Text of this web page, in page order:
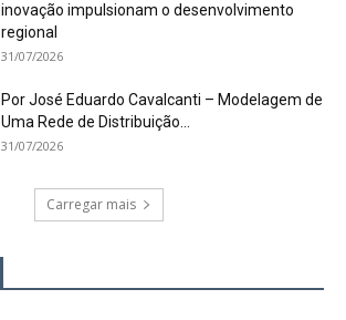
inovação impulsionam o desenvolvimento
regional
31/07/2026
Por José Eduardo Cavalcanti – Modelagem de
Uma Rede de Distribuição...
31/07/2026
Carregar mais